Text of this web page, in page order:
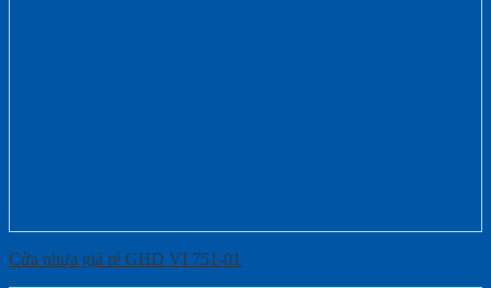
Cửa nhựa giá rẻ GHD VI 751-01